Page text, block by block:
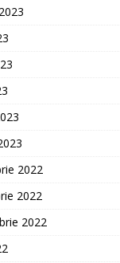
2022
2022
2022